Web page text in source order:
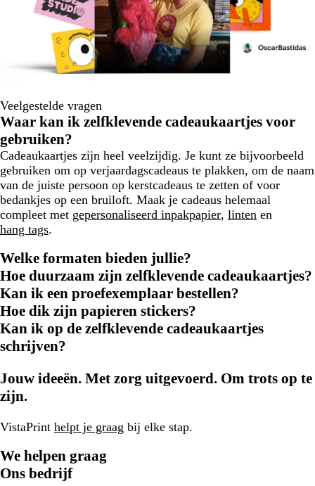
Veelgestelde vragen
Waar kan ik zelfklevende cadeaukaartjes voor
gebruiken?
Cadeaukaartjes zijn heel veelzijdig. Je kunt ze bijvoorbeeld
gebruiken om op verjaardagscadeaus te plakken, om de naam
van de juiste persoon op kerstcadeaus te zetten of voor
bedankjes op een bruiloft. Maak je cadeaus helemaal
compleet met gepersonaliseerd inpakpapier, linten en
hang tags.
Welke formaten bieden jullie?
Hoe duurzaam zijn zelfklevende cadeaukaartjes?
Kan ik een proefexemplaar bestellen?
Hoe dik zijn papieren stickers?
Kan ik op de zelfklevende cadeaukaartjes
schrijven?
Jouw ideeën. Met zorg uitgevoerd. Om trots op te
zijn.
VistaPrint helpt je graag bij elke stap.
We helpen graag
Ons bedrijf